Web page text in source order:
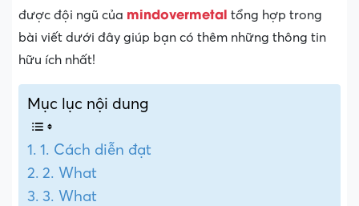
được đội ngũ của mindovermetal tổng hợp trong
bài viết dưới đây giúp bạn có thêm những thông tin
hữu ích nhất!
Mục lục nội dung
1. Cách diễn đạt
2. What
3. What